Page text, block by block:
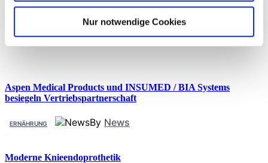
Nur notwendige Cookies
Erwachsenen mit depressiven Störungen durch eine
umfassende Netzwerk-Metaanalyse. Insgesamt wurden 192
Studien mit 17.437 Teilnehmern und 44 verschiedenen
Nutraceuticals einbezogen. Der primäre Endpunkt
Neueste Beiträge
Aspen Medical Products und INSUMED / BIA Systems
besiegeln Vertriebspartnerschaft
ERNÄHRUNG By News
Moderne Knieendoprothetik